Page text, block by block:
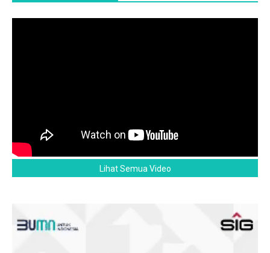
Lihat Semua Video